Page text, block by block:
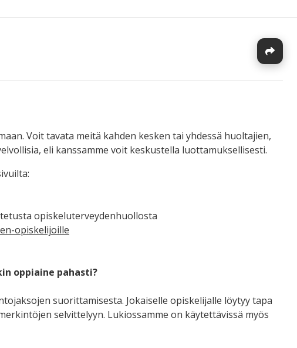
Voit tavata meitä kahden kesken tai yhdessä huoltajien,
eli kanssamme voit keskustella luottamuksellisesti.
opiskeluterveydenhuollosta
opiskelijoille
oppiaine pahasti?
suorittamisesta. Jokaiselle opiskelijalle löytyy tapa
selvittelyyn. Lukiossamme on käytettävissä myös